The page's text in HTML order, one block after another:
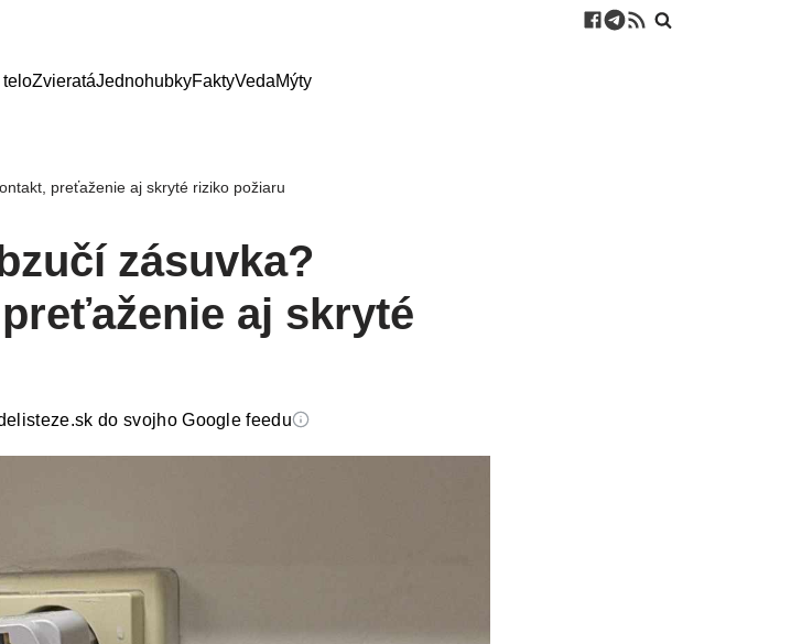
teloZvieratáJednohubkyFaktyVedaMýty
preťaženie aj skryté riziko požiaru
zásuvka?
aj skryté
do svojho Google feedu